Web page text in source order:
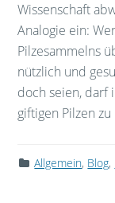
Wissenschaft
Analogie ein:
Pilzesammelns
nützlich und
doch seien, darf
giftigen Pilzen
Allgemein, Blog,